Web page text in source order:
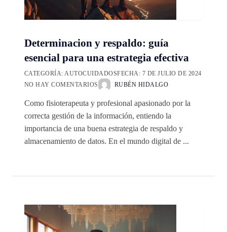
Determinacion y respaldo: guía
esencial para una estrategia efectiva
CATEGORÍA:AUTOCUIDADOSFECHA: 7 DE JULIO DE 2024
NO HAY COMENTARIOS
RUBÉN HIDALGO
Como fisioterapeuta y profesional apasionado por la
correcta gestión de la información, entiendo la
importancia de una buena estrategia de respaldo y
almacenamiento de datos. En el mundo digital de ...